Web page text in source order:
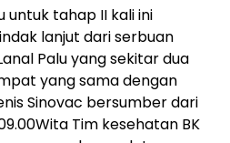
untuk tahap II kali ini
lanjut dari serbuan
Palu yang sekitar dua
yang sama dengan
Sinovac bersumber dari
Tim kesehatan BK